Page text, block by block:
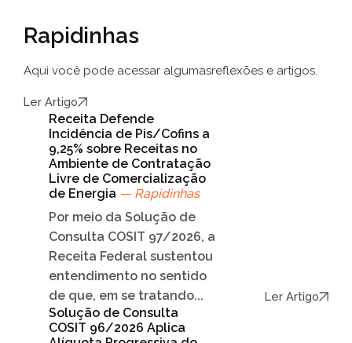
Rapidinhas
Aqui você pode acessar algumasreflexões e artigos.
Ler Artigo
Receita Defende
Incidência de Pis/Cofins a
9,25% sobre Receitas no
Ambiente de Contratação
Livre de Comercialização
de Energia — Rapidinhas
Por meio da Solução de
Consulta COSIT 97/2026, a
Receita Federal sustentou
entendimento no sentido
de que, em se tratando...
Ler Artigo
Solução de Consulta
COSIT 96/2026 Aplica